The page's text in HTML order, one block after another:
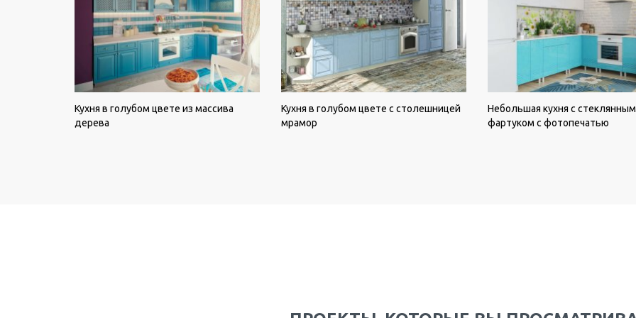
Кухня в голубом цвете из массива
дерева
Кухня в голубом цвете с столешницей
мрамор
Небольшая кухня с стеклянным
фартуком с фотопечатью